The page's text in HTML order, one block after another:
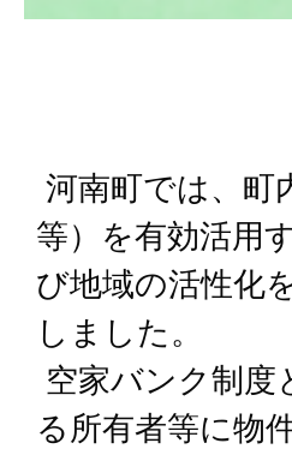
河南町では、町
等）を有効活用
び地域の活性化
しました。
空家バンク制度
る所有者等に物